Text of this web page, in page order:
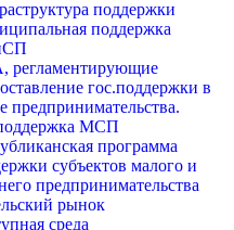
поддержки
поддержка
регламентирующие
гос.поддержки в
предпринимательства.
МСП
программа
субъектов малого и
предпринимательства
рынок
среда